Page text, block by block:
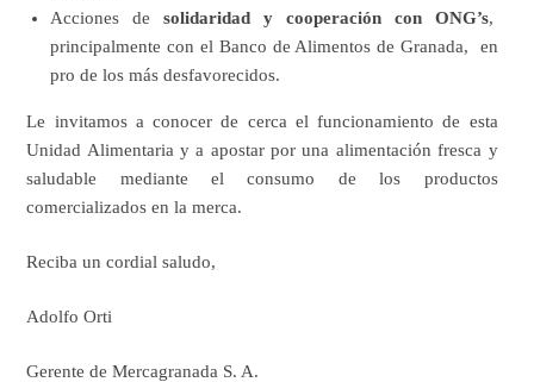
Acciones desolidaridad y cooperación con ONG’s,
principalmente con el Banco de Alimentos de Granada, en
pro de los más desfavorecidos.
Le invitamos a conocer de cerca el funcionamiento de esta
Unidad Alimentaria y a apostar por una alimentación fresca y
saludable mediante el consumo de los productos
comercializados en la merca.
Reciba un cordial saludo,
Adolfo Orti
Gerente de Mercagranada S. A.